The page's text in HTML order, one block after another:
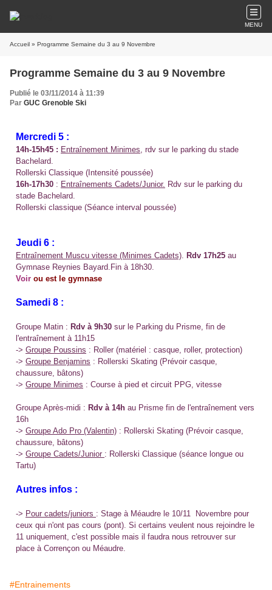
MENU
Accueil » Programme Semaine du 3 au 9 Novembre
Programme Semaine du 3 au 9 Novembre
Publié le 03/11/2014 à 11:39
Par GUC Grenoble Ski
Mercredi 5 :
14h-15h45 : Entraînement Minimes, rdv sur le parking du stade
Bachelard.
Rollerski Classique (Intensité poussée)
16h-17h30 : Entraînements Cadets/Junior. Rdv sur le parking du
stade Bachelard.
Rollerski classique (Séance interval poussée)
Jeudi 6 :
Entraînement Muscu vitesse (Minimes Cadets). Rdv 17h25 au
Gymnase Reynies Bayard. Fin à 18h30.
Voir ou est le gymnase
Samedi 8 :
Groupe Matin : Rdv à 9h30 sur le Parking du Prisme, fin de
l'entraînement à 11h15
-> Groupe Poussins : Roller (matériel : casque, roller, protection)
-> Groupe Benjamins : Rollerski Skating (Prévoir casque,
chaussure, bâtons)
-> Groupe Minimes : Course à pied et circuit PPG, vitesse
Groupe Après-midi : Rdv à 14h au Prisme fin de l'entraînement vers
16h
-> Groupe Ado Pro (Valentin) : Rollerski Skating (Prévoir casque,
chaussure, bâtons)
-> Groupe Cadets/Junior : Rollerski Classique (séance longue ou
Tartu)
Autres infos :
-> Pour cadets/juniors : Stage à Méaudre le 10/11 Novembre pour
ceux qui n'ont pas cours (pont). Si certains veulent nous rejoindre le
11 uniquement, c'est possible mais il faudra nous retrouver sur
place à Corrençon ou Méaudre.
#Entrainements